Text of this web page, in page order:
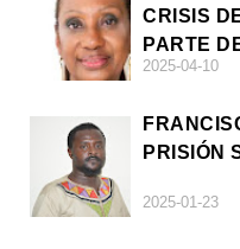
CRISIS
PARTE
2025-04-10
PRISIÓN
2025-01-23